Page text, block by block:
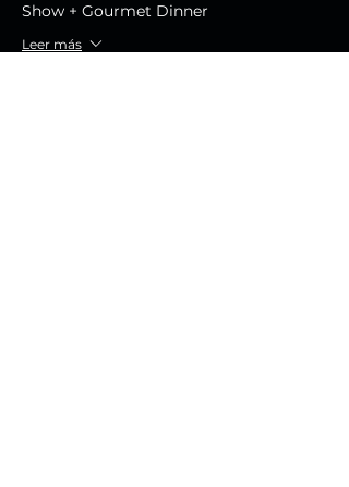
Show + Gourmet Dinner
Leer más